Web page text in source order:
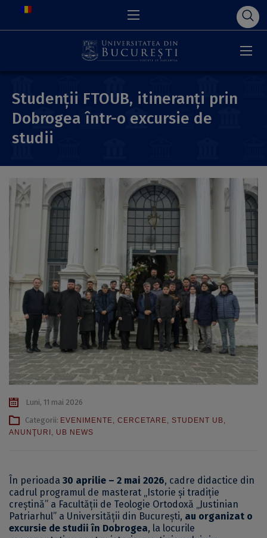
Studenții FTOUB, itineranți prin
Dobrogea într-o excursie de
studii
Luni, 11 mai 2026
Categorii: EVENIMENTE, CERCETARE, STUDENT UB,
ANUNŢURI , UB NEWS
În perioada 30 aprilie – 2 mai 2026, cadre didactice din
cadrul programul de masterat „Istorie și tradiție
creștină” a Facultății de Teologie Ortodoxă „Justinian
Patriarhul” a Universității din București, au organizat o
excursie de studii în Dobrogea, la locurile